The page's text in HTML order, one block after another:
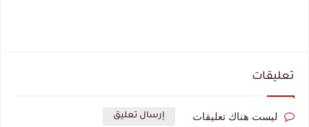
تعليقات
ليست هناك تعليقات إرسال تعليق